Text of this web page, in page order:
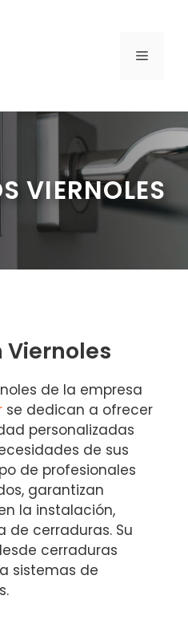
MENÚ
VIERNOLES
Viernoles
de la empresa
se dedican a ofrecer
personalizadas
de sus
de profesionales
garantizan
la instalación,
de cerraduras. Su
cerraduras
sistemas de